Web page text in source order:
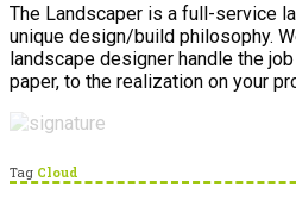
The Landscaper is a full-service
unique design/build philosophy.
landscape designer handle the
paper, to the realization on your
Tag Cloud